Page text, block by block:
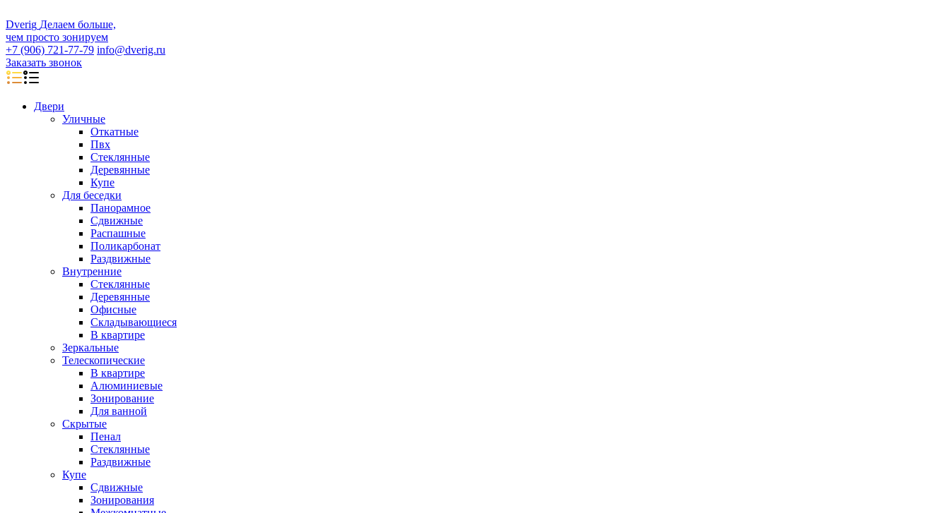
Dverig Делаем больше,
чем просто зонируем
+7 (906) 721-77-79 info@dverig.ru
Заказать звонок
Двери
Уличные
Откатные
Пвх
Стеклянные
Деревянные
Купе
Для беседки
Панорамное
Сдвижные
Распашные
Поликарбонат
Раздвижные
Внутренние
Стеклянные
Деревянные
Офисные
Складывающиеся
В квартире
Зеркальные
Телескопические
В квартире
Алюминиевые
Зонирование
Для ванной
Скрытые
Пенал
Стеклянные
Раздвижные
Купе
Сдвижные
Зонирования